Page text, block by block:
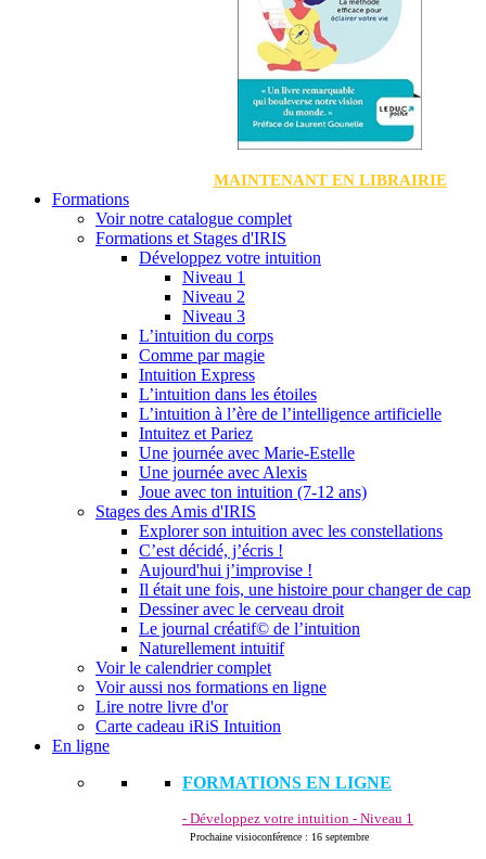
MAINTENANT EN LIBRAIRIE
Formations
Voir notre catalogue complet
Formations et Stages d'IRIS
Développez votre intuition
Niveau 1
Niveau 2
Niveau 3
L’intuition du corps
Comme par magie
Intuition Express
L’intuition dans les étoiles
L’intuition à l’ère de l’intelligence artificielle
Intuitez et Pariez
Une journée avec Marie-Estelle
Une journée avec Alexis
Joue avec ton intuition (7-12 ans)
Stages des Amis d'IRIS
Explorer son intuition avec les constellations
C’est décidé, j’écris !
Aujourd'hui j’improvise !
Il était une fois, une histoire pour changer de cap
Dessiner avec le cerveau droit
Le journal créatif© de l’intuition
Naturellement intuitif
Voir le calendrier complet
Voir aussi nos formations en ligne
Lire notre livre d'or
Carte cadeau iRiS Intuition
En ligne
FORMATIONS EN LIGNE
- Développez votre intuition - Niveau 1
Prochaine visioconférence : 16 septembre